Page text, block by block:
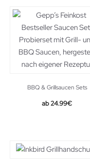
BBQ & Grillsaucen Sets
24.99€